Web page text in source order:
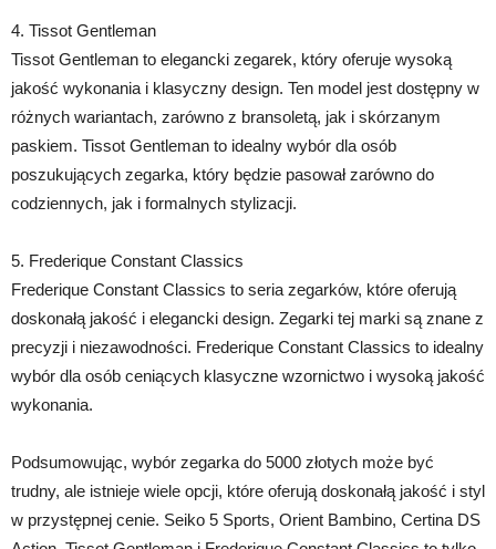
4. Tissot Gentleman
Tissot Gentleman to elegancki zegarek, który oferuje wysoką
jakość wykonania i klasyczny design. Ten model jest dostępny w
różnych wariantach, zarówno z bransoletą, jak i skórzanym
paskiem. Tissot Gentleman to idealny wybór dla osób
poszukujących zegarka, który będzie pasował zarówno do
codziennych, jak i formalnych stylizacji.
5. Frederique Constant Classics
Frederique Constant Classics to seria zegarków, które oferują
doskonałą jakość i elegancki design. Zegarki tej marki są znane z
precyzji i niezawodności. Frederique Constant Classics to idealny
wybór dla osób ceniących klasyczne wzornictwo i wysoką jakość
wykonania.
Podsumowując, wybór zegarka do 5000 złotych może być
trudny, ale istnieje wiele opcji, które oferują doskonałą jakość i styl
w przystępnej cenie. Seiko 5 Sports, Orient Bambino, Certina DS